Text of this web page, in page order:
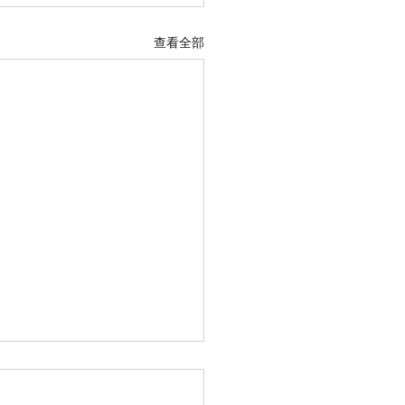
查看全部
月 诗篇回应诗歌以及